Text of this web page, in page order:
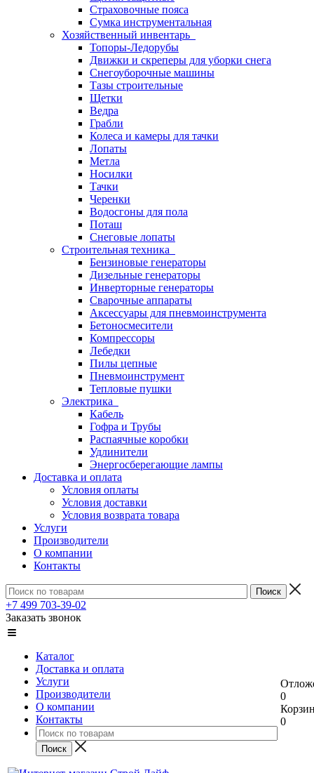
Страховочные пояса
Сумка инструментальная
Хозяйственный инвентарь
Топоры-Ледорубы
Движки и скреперы для уборки снега
Снегоуборочные машины
Тазы строительные
Щетки
Ведра
Грабли
Колеса и камеры для тачки
Лопаты
Метла
Носилки
Тачки
Черенки
Водосгоны для пола
Поташ
Снеговые лопаты
Строительная техника
Бензиновые генераторы
Дизельные генераторы
Инверторные генераторы
Сварочные аппараты
Аксессуары для пневмоинструмента
Бетоносмесители
Компрессоры
Лебедки
Пилы цепные
Пневмоинструмент
Тепловые пушки
Электрика
Кабель
Гофра и Трубы
Распаячные коробки
Удлинители
Энергосберегающие лампы
Доставка и оплата
Условия оплаты
Условия доставки
Условия возврата товара
Услуги
Производители
О компании
Контакты
+7 499 703-39-02
Заказать звонок
Каталог
Доставка и оплата
Услуги
Производители
О компании
Контакты
0
0